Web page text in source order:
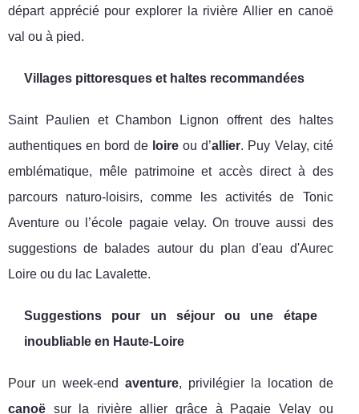
départ apprécié pour explorer la rivière Allier en canoë
val ou à pied.
Villages pittoresques et haltes recommandées
Saint Paulien et Chambon Lignon offrent des haltes
authentiques en bord de loire ou d’allier. Puy Velay, cité
emblématique, mêle patrimoine et accès direct à des
parcours naturo-loisirs, comme les activités de Tonic
Aventure ou l’école pagaie velay. On trouve aussi des
suggestions de balades autour du plan d'eau d'Aurec
Loire ou du lac Lavalette.
Suggestions pour un séjour ou une étape
inoubliable en Haute-Loire
Pour un week-end aventure, privilégier la location de
canoë sur la rivière allier grâce à Pagaie Velay ou